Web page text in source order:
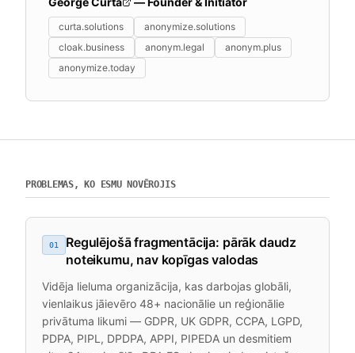
curta.solutions
anonymize.solutions
cloak.business
anonym.legal
anonym.plus
anonymize.today
PROBLEMAS, KO ESMU NOVĒROJIS
01
Regulējošā fragmentācija: pārāk daudz
noteikumu, nav kopīgas valodas
Vidēja lieluma organizācija, kas darbojas globāli,
vienlaikus jāievēro 48+ nacionālie un reģionālie
privātuma likumi — GDPR, UK GDPR, CCPA, LGPD,
PDPA, PIPL, DPDPA, APPI, PIPEDA un desmitiem